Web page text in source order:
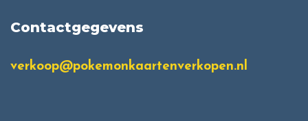
Contactgegevens
verkoop@pokemonkaartenverkopen.nl